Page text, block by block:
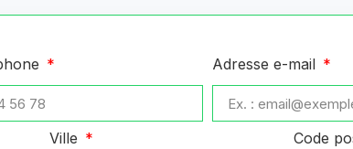
Adresse e-mail
Ville Code